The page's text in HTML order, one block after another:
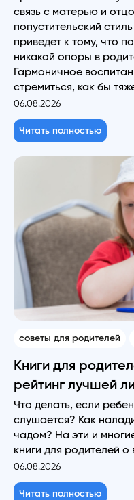
связь с матерью и
попустительский
приведет к тому, что
никакой опоры в
Гармоничное
стремиться, как бы
06.08.2026
Читать полностью
советы для родителей
Книги для
рейтинг лучшей
Что делать, если
слушается? Как
чадом? На эти и
книги для родителей о
06.08.2026
Читать полностью